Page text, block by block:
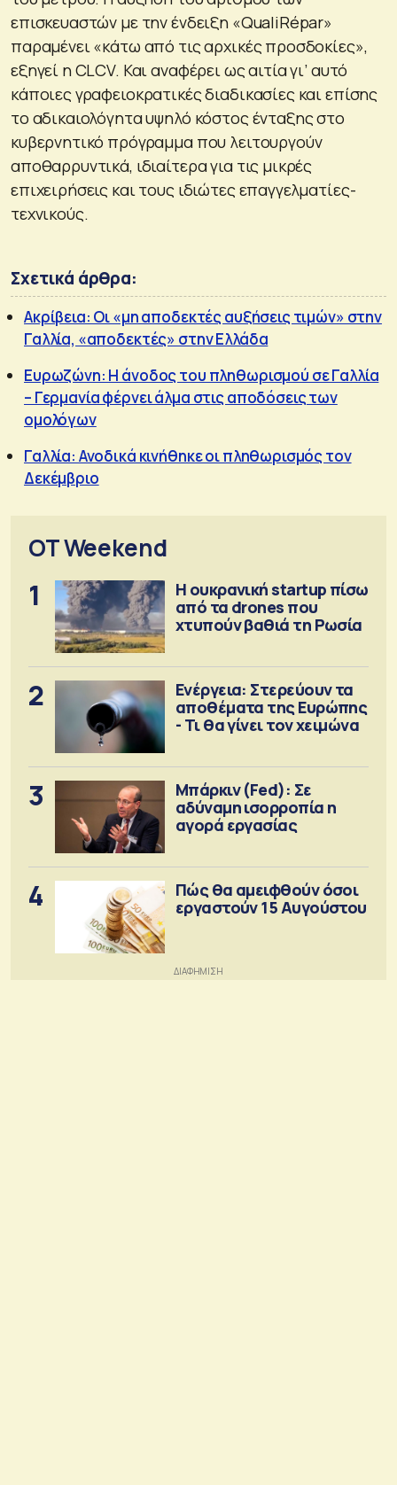
επισκευαστών με την ένδειξη «QualiRépar»
παραμένει «κάτω από τις αρχικές προσδοκίες»,
εξηγεί η CLCV. Και αναφέρει ως αιτία γι’ αυτό
κάποιες γραφειοκρατικές διαδικασίες και επίσης
το αδικαιολόγητα υψηλό κόστος ένταξης στο
κυβερνητικό πρόγραμμα που λειτουργούν
αποθαρρυντικά, ιδιαίτερα για τις μικρές
επιχειρήσεις και τους ιδιώτες επαγγελματίες-
τεχνικούς.
Σχετικά άρθρα:
Ακρίβεια: Οι «μη αποδεκτές αυξήσεις τιμών» στην
Γαλλία, «αποδεκτές» στην Ελλάδα
Ευρωζώνη: Η άνοδος του πληθωρισμού σε Γαλλία
– Γερμανία φέρνει άλμα στις αποδόσεις των
ομολόγων
Γαλλία: Ανοδικά κινήθηκε οι πληθωρισμός τον
Δεκέμβριο
OT Weekend
1
Η ουκρανική startup πίσω
από τα drones που
χτυπούν βαθιά τη Ρωσία
2
Ενέργεια: Στερεύουν τα
αποθέματα της Ευρώπης
- Τι θα γίνει τον χειμώνα
3
Μπάρκιν (Fed): Σε
αδύναμη ισορροπία η
αγορά εργασίας
4
Πώς θα αμειφθούν όσοι
εργαστούν 15 Αυγούστου